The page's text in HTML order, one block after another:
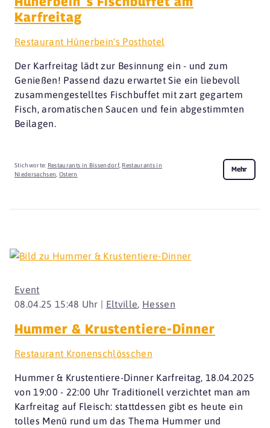
Karfreitag
Restaurant Hünerbein's Posthotel
Der Karfreitag lädt zur Besinnung ein - und zum
Genießen! Passend dazu erwartet Sie ein liebevoll
zusammengestelltes Fischbuffet mit zart gegartem
Fisch, aromatischen Saucen und fein abgestimmten
Beilagen.
Stichworte: Restaurants in Bissendorf, Restaurants in
Niedersachsen Ostern
Mehr
08.04.25 15:48 Uhr | Eltville, Hessen
Event
Hummer & Krustentiere-Dinner
Restaurant Kronenschlösschen
Hummer & Krustentiere-Dinner Karfreitag, 18.04.2025
von 19:00 - 22:00 Uhr Traditionell verzichtet man am
Karfreitag auf Fleisch: stattdessen gibt es heute ein
tolles Menü rund um das Thema Hummer und